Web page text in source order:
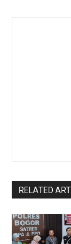
RELATED